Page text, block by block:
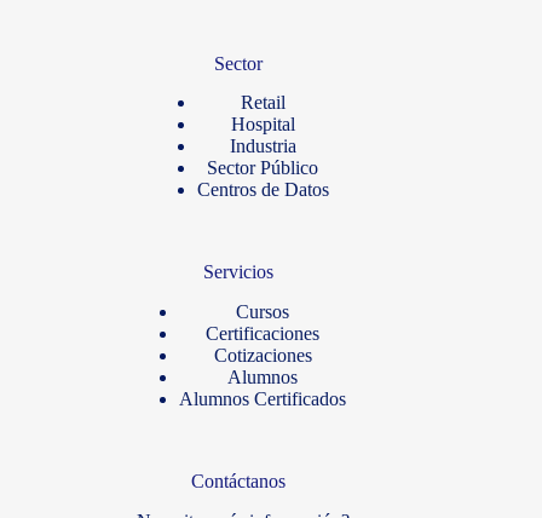
Sector
Retail
Hospital
Industria
Sector Público
Centros de Datos
Servicios
Cursos
Certificaciones
Cotizaciones
Alumnos
Alumnos Certificados
Contáctanos